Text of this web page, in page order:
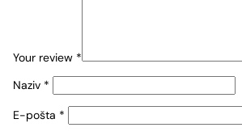
Your review *
Naziv *
E-pošta *